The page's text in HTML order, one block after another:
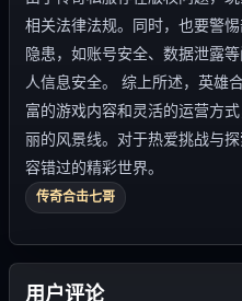
相关法律法规。同时，也要警
隐患，如账号安全、数据泄露
人信息安全。 综上所述，英雄
富的游戏内容和灵活的运营方
丽的风景线。对于热爱挑战与
容错过的精彩世界。
传奇合击七哥
用户评论